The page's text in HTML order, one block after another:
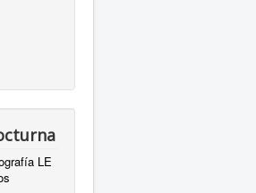
LE